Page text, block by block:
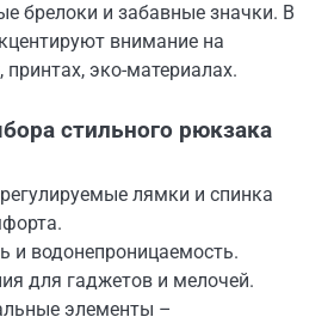
брелоки и забавные значки. В
внимание на
эко-материалах.
стильного рюкзака
лямки и спинка
и водонепроницаемость.
для гаджетов и мелочей.
элементы –